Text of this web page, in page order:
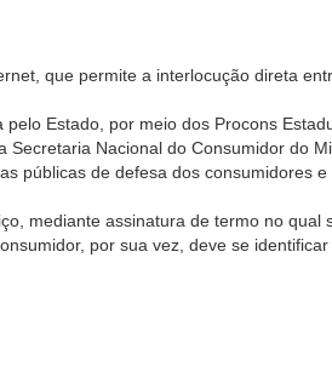
que permite a interlocução direta
Estado, por meio dos Procons
Nacional do Consumidor do
públicas de defesa dos consumidores e
mediante assinatura de termo no qual
por sua vez, deve se